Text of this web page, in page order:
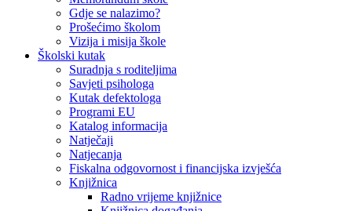
Gdje se nalazimo?
Prošećimo školom
Vizija i misija škole
Školski kutak
Suradnja s roditeljima
Savjeti psihologa
Kutak defektologa
Programi EU
Katalog informacija
Natječaji
Natjecanja
Fiskalna odgovornost i financijska izvješća
Knjižnica
Radno vrijeme knjižnice